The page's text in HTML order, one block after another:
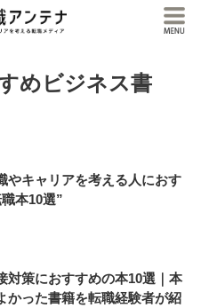
めビジネス書
やキャリアを考える人におす
本10選”
対策におすすめの本10選｜本
かった書籍を転職経験者が紹